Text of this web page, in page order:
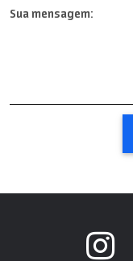
Sua mensagem: